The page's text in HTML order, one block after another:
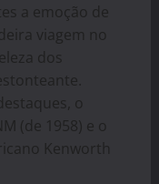
a emoção de
viagem no
dos
o
(de 1958) e o
Kenworth